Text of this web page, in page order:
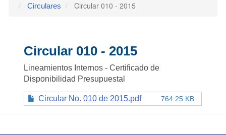
Circulares
Circular 010 - 2015
Circular 010 - 2015
Lineamientos Internos - Certificado de
Disponibilidad Presupuestal
Circular No. 010 de 2015.pdf 764.25 KB